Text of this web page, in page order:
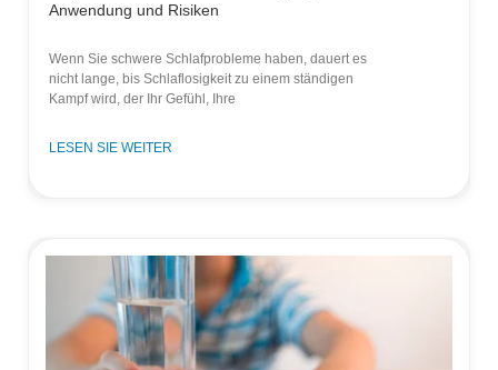
Anwendung und Risiken
Wenn Sie schwere Schlafprobleme haben, dauert es
nicht lange, bis Schlaflosigkeit zu einem ständigen
Kampf wird, der Ihr Gefühl, Ihre
LESEN SIE WEITER